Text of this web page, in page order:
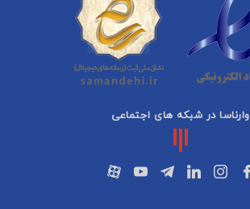
وارناسا در شبکه های اجتماعی